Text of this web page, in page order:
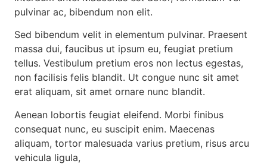
pulvinar ac, bibendum non elit.
Sed bibendum velit in elementum pulvinar. Praesent
massa dui, faucibus ut ipsum eu, feugiat pretium
tellus. Vestibulum pretium eros non lectus egestas,
non facilisis felis blandit. Ut congue nunc sit amet
erat aliquam, sit amet ornare nunc blandit.
Aenean lobortis feugiat eleifend. Morbi finibus
consequat nunc, eu suscipit enim. Maecenas
aliquam, tortor malesuada varius pretium, risus arcu
vehicula ligula,